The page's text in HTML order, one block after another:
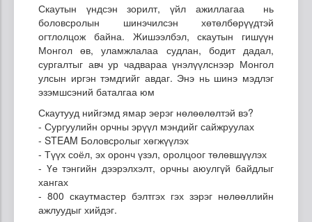
Скаутын үндсэн зорилт, үйл ажиллагаа нь
боловсролын шинэчилсэн хөтөлбөрүүдтэй
огтлолцож байна. Жишээлбэл, скаутын гишүүн
Монгол өв, уламжлалаа судлан, бодит дадал,
сургалтыг авч ур чадвараа үнэлүүлснээр Монгол
улсын иргэн тэмдгийг авдаг. Энэ нь шинэ мэдлэг
эзэмшсэний баталгаа юм
Скаутууд нийгэмд ямар эерэг нөлөөлөлтэй вэ?
- Сургуулийн орчны эрүүл мэндийг сайжруулах
- STEAM Боловсролыг хөгжүүлэх
- Түүх соёл, эх оронч үзэл, оролцоог төлөвшүүлэх
- Үе тэнгийн дээрэлхэлт, орчны аюулгүй байдлыг
хангах
- 800 скаутмастер бэлтгэх гэх зэрэг нөлөөллийн
ажлуудыг хийдэг.